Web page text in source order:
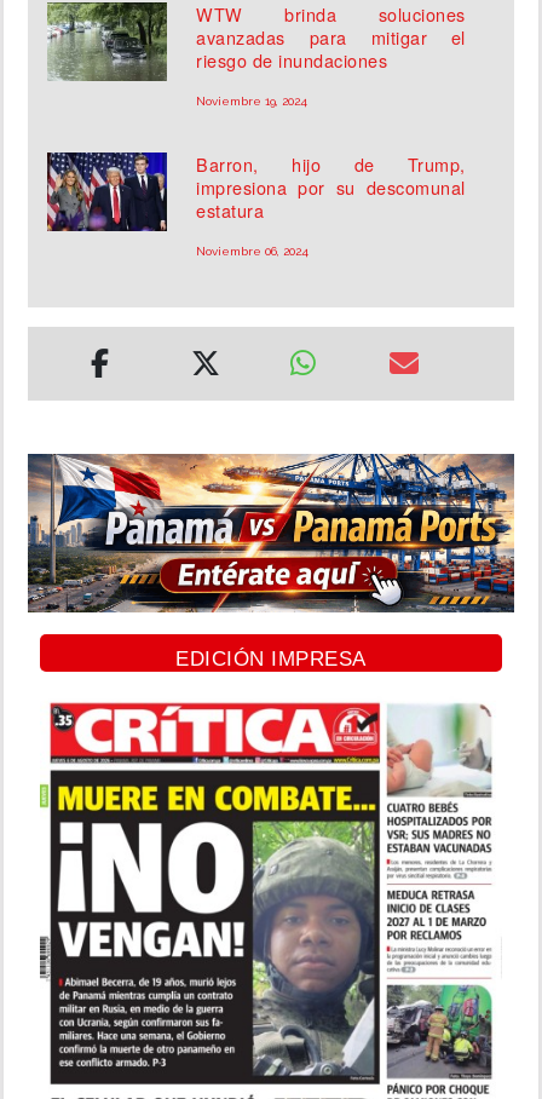
WTW brinda soluciones
avanzadas para mitigar el
riesgo de inundaciones
Noviembre 19, 2024
Barron, hijo de Trump,
impresiona por su descomunal
estatura
Noviembre 06, 2024
EDICIÓN IMPRESA